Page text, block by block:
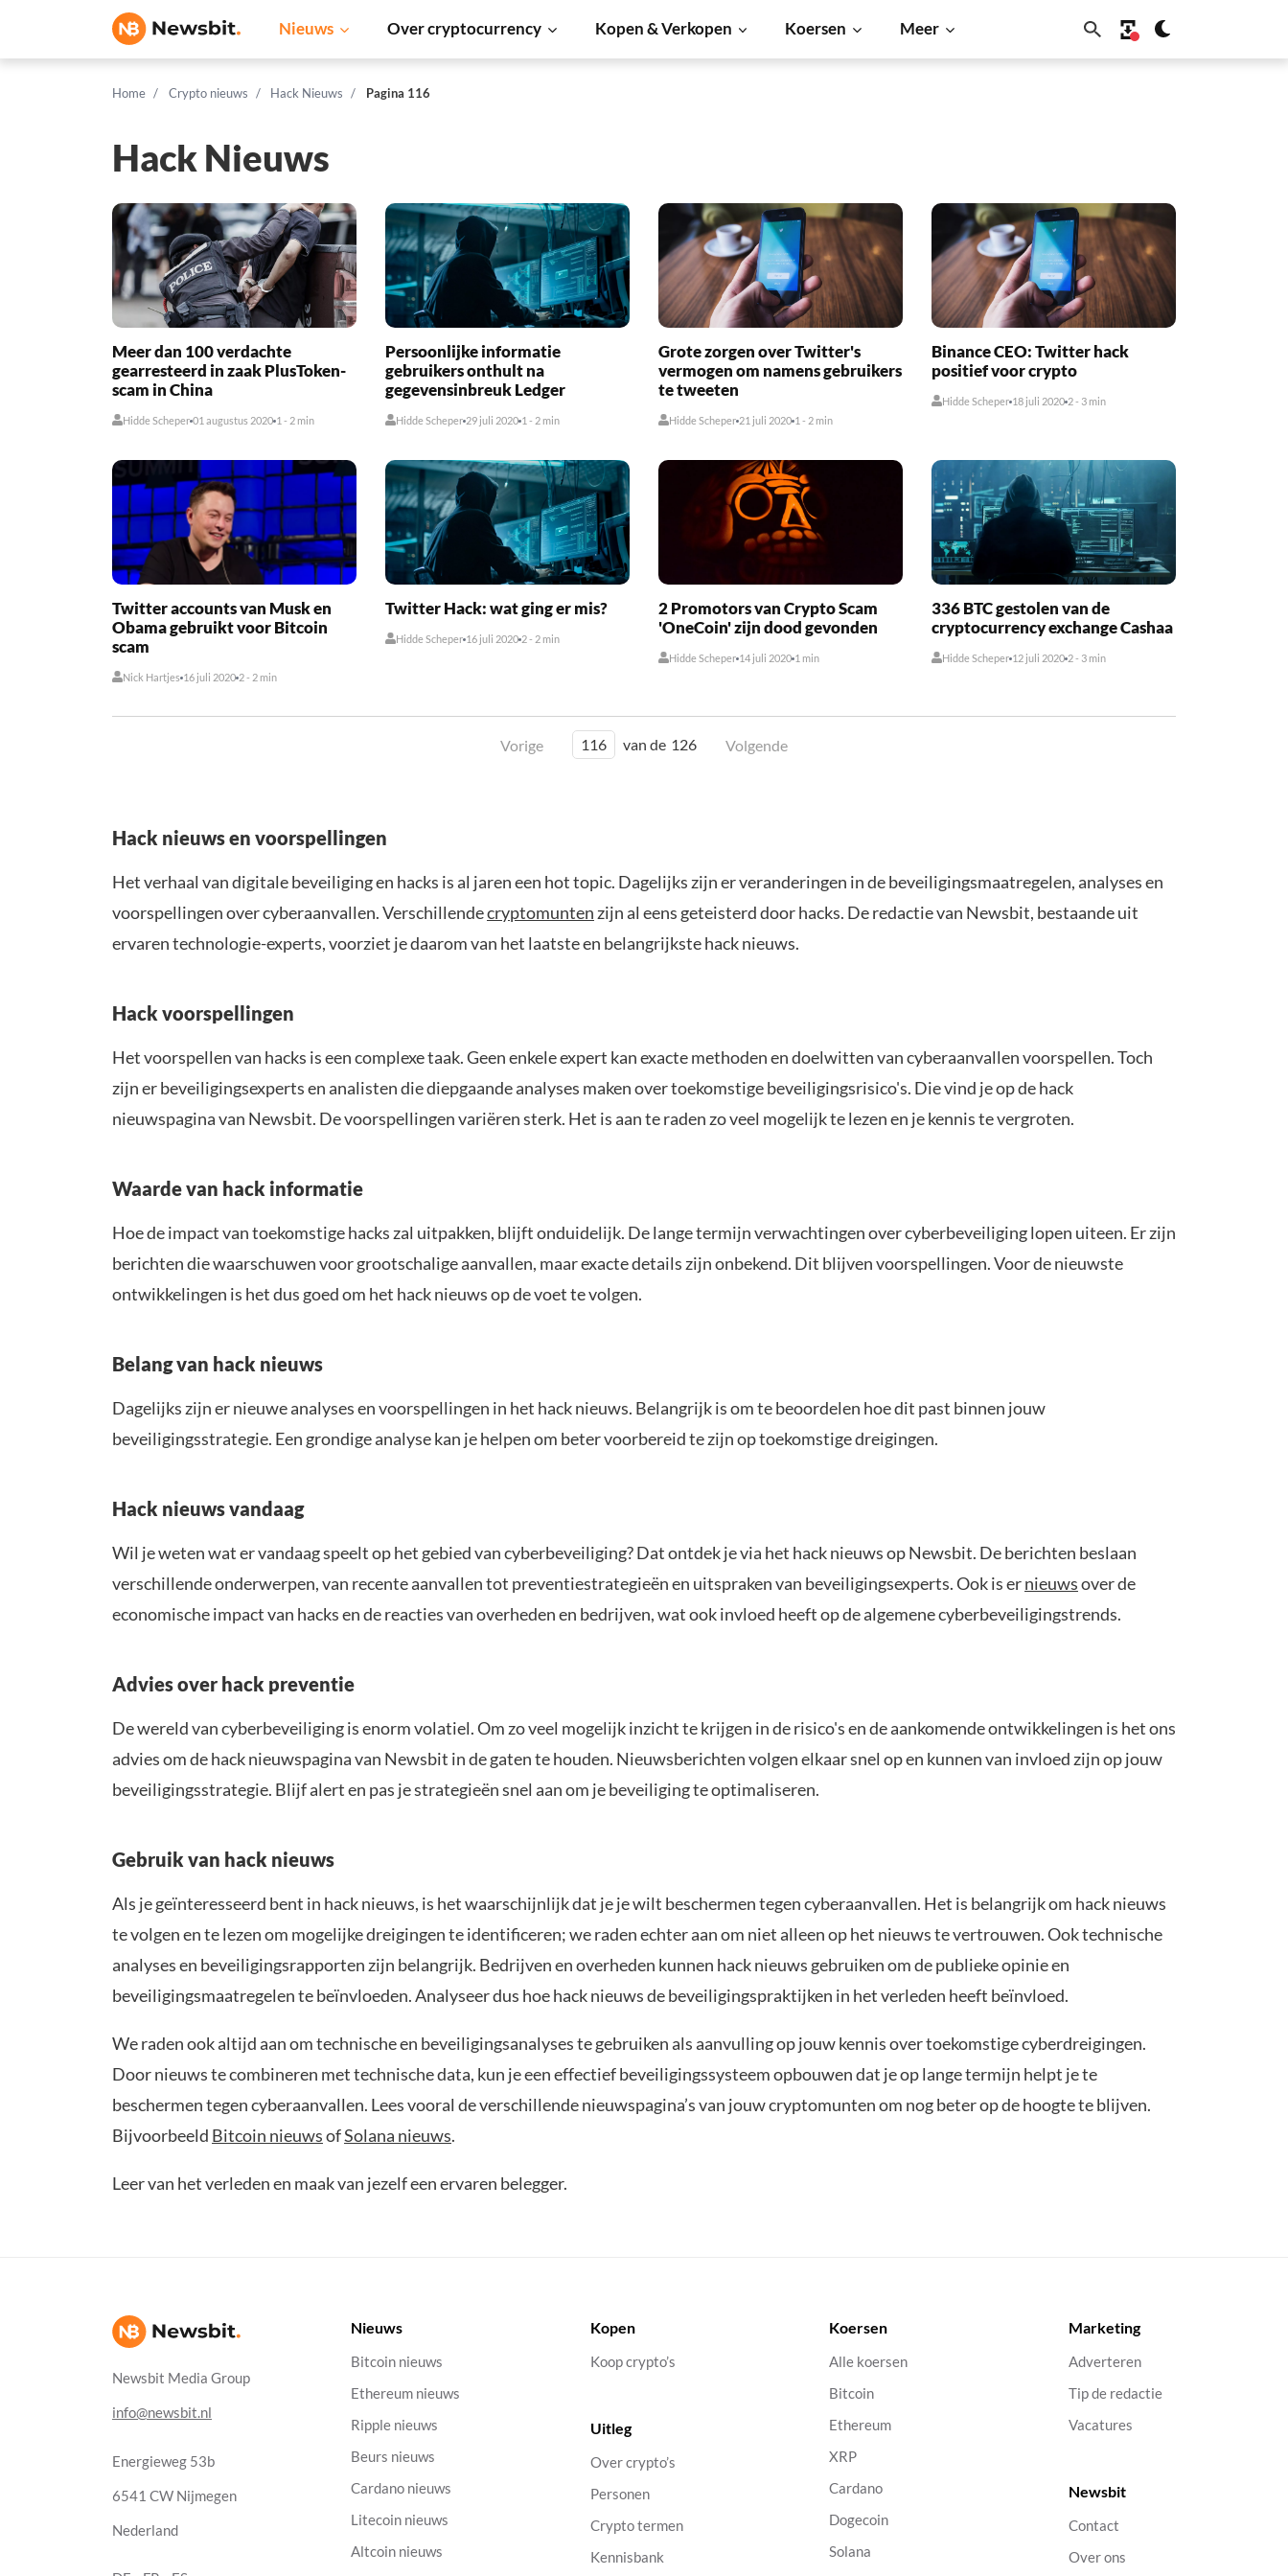
Nieuws Over cryptocurrency Kopen & Verkopen Koersen Meer
Home Crypto nieuws Hack Nieuws Pagina 116
Hack Nieuws
Meer dan 100 verdachte
gearresteerd in zaak PlusToken-
scam in China
Hidde Scheper 01 augustus 2020 1 - 2 min
Persoonlijke informatie
gebruikers onthult na
gegevensinbreuk Ledger
Hidde Scheper 29 juli 2020 1 - 2 min
Grote zorgen over Twitter's
vermogen om namens gebruikers
te tweeten
Hidde Scheper 21 juli 2020 1 - 2 min
Binance CEO: Twitter hack
positief voor crypto
Hidde Scheper 18 juli 2020 2 - 3 min
Twitter accounts van Musk en
Obama gebruikt voor Bitcoin
scam
Nick Hartjes 16 juli 2020 2 - 2 min
Twitter Hack: wat ging er mis?
Hidde Scheper 16 juli 2020 2 - 2 min
2 Promotors van Crypto Scam
'OneCoin' zijn dood gevonden
Hidde Scheper 14 juli 2020 1 min
336 BTC gestolen van de
cryptocurrency exchange Cashaa
Hidde Scheper 12 juli 2020 2 - 3 min
Vorige 116 van de 126 Volgende
Hack nieuws en voorspellingen
Het verhaal van digitale beveiliging en hacks is al jaren een hot topic. Dagelijks zijn er veranderingen in de beveiligingsmaatregelen, analyses en
voorspellingen over cyberaanvallen. Verschillendecryptomunten zijn al eens geteisterd door hacks. De redactie van Newsbit, bestaande uit
ervaren technologie-experts, voorziet je daarom van het laatste en belangrijkste hack nieuws.
Hack voorspellingen
Het voorspellen van hacks is een complexe taak. Geen enkele expert kan exacte methoden en doelwitten van cyberaanvallen voorspellen. Toch
zijn er beveiligingsexperts en analisten die diepgaande analyses maken over toekomstige beveiligingsrisico's. Die vind je op de hack
nieuwspagina van Newsbit. De voorspellingen variëren sterk. Het is aan te raden zo veel mogelijk te lezen en je kennis te vergroten.
Waarde van hack informatie
Hoe de impact van toekomstige hacks zal uitpakken, blijft onduidelijk. De lange termijn verwachtingen over cyberbeveiliging lopen uiteen. Er zijn
berichten die waarschuwen voor grootschalige aanvallen, maar exacte details zijn onbekend. Dit blijven voorspellingen. Voor de nieuwste
ontwikkelingen is het dus goed om het hack nieuws op de voet te volgen.
Belang van hack nieuws
Dagelijks zijn er nieuwe analyses en voorspellingen in het hack nieuws. Belangrijk is om te beoordelen hoe dit past binnen jouw
beveiligingsstrategie. Een grondige analyse kan je helpen om beter voorbereid te zijn op toekomstige dreigingen.
Hack nieuws vandaag
Wil je weten wat er vandaag speelt op het gebied van cyberbeveiliging? Dat ontdek je via het hack nieuws op Newsbit. De berichten beslaan
verschillende onderwerpen, van recente aanvallen tot preventiestrategieën en uitspraken van beveiligingsexperts. Ook is ernieuwsover de
economische impact van hacks en de reacties van overheden en bedrijven, wat ook invloed heeft op de algemene cyberbeveiligingstrends.
Advies over hack preventie
De wereld van cyberbeveiliging is enorm volatiel. Om zo veel mogelijk inzicht te krijgen in de risico's en de aankomende ontwikkelingen is het ons
advies om de hack nieuwspagina van Newsbit in de gaten te houden. Nieuwsberichten volgen elkaar snel op en kunnen van invloed zijn op jouw
beveiligingsstrategie. Blijf alert en pas je strategieën snel aan om je beveiliging te optimaliseren.
Gebruik van hack nieuws
Als je geïnteresseerd bent in hack nieuws, is het waarschijnlijk dat je je wilt beschermen tegen cyberaanvallen. Het is belangrijk om hack nieuws
te volgen en te lezen om mogelijke dreigingen te identificeren; we raden echter aan om niet alleen op het nieuws te vertrouwen. Ook technische
analyses en beveiligingsrapporten zijn belangrijk. Bedrijven en overheden kunnen hack nieuws gebruiken om de publieke opinie en
beveiligingsmaatregelen te beïnvloeden. Analyseer dus hoe hack nieuws de beveiligingspraktijken in het verleden heeft beïnvloed.
We raden ook altijd aan om technische en beveiligingsanalyses te gebruiken als aanvulling op jouw kennis over toekomstige cyberdreigingen.
Door nieuws te combineren met technische data, kun je een effectief beveiligingssysteem opbouwen dat je op lange termijn helpt je te
beschermen tegen cyberaanvallen. Lees vooral de verschillende nieuwspagina’s van jouw cryptomunten om nog beter op de hoogte te blijven.
Bijvoorbeeld Bitcoin nieuwsofSolana nieuws.
Leer van het verleden en maak van jezelf een ervaren belegger.
Newsbit Media Group
info@newsbit.nl
Energieweg 53b
6541 CW Nijmegen
Nederland
Nieuws
Bitcoin nieuws
Ethereum nieuws
Ripple nieuws
Beurs nieuws
Cardano nieuws
Litecoin nieuws
Altcoin nieuws
Kopen
Koop crypto’s
Uitleg
Over crypto’s
Personen
Crypto termen
Kennisbank
Koersen
Alle koersen
Bitcoin
Ethereum
XRP
Cardano
Dogecoin
Solana
Marketing
Adverteren
Tip de redactie
Vacatures
Newsbit
Contact
Over ons